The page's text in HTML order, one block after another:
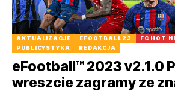
AKTUALIZACJE EFOOTBALL23 FC HOT
PUBLICYSTYKA
REDAKCJA
eFootball™ 2023 v2.1.0
wreszcie zagramy ze